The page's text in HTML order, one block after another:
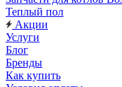
Теплый пол
Акции
Услуги
Блог
Бренды
Как купить